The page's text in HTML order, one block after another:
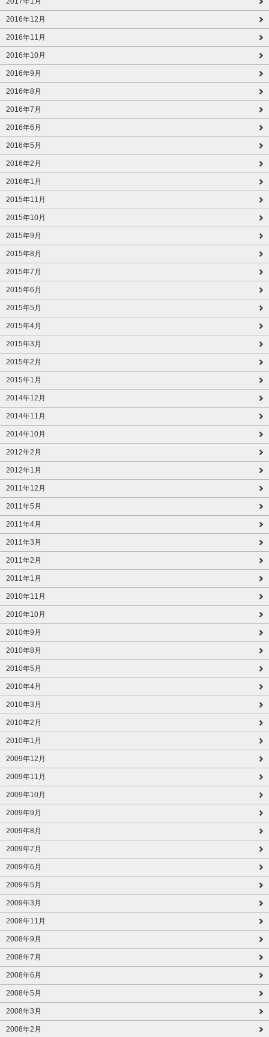
2016年12月
2016年11月
2016年10月
2016年9月
2016年8月
2016年7月
2016年6月
2016年5月
2016年2月
2016年1月
2015年11月
2015年10月
2015年9月
2015年8月
2015年7月
2015年6月
2015年5月
2015年4月
2015年3月
2015年2月
2015年1月
2014年12月
2014年11月
2014年10月
2012年2月
2012年1月
2011年12月
2011年5月
2011年4月
2011年3月
2011年2月
2011年1月
2010年11月
2010年10月
2010年9月
2010年8月
2010年5月
2010年4月
2010年3月
2010年2月
2010年1月
2009年12月
2009年11月
2009年10月
2009年9月
2009年8月
2009年7月
2009年6月
2009年5月
2009年3月
2008年11月
2008年9月
2008年7月
2008年6月
2008年5月
2008年3月
2008年2月